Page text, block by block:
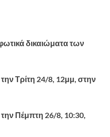
δικαιώματα των
Τρίτη 24/8, 12μμ, στην
Πέμπτη 26/8, 10:30,